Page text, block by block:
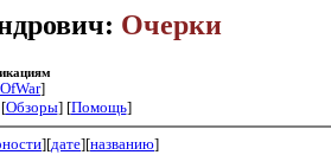
Очерки
]
Обзоры] [Помощь]
][дате][названию]